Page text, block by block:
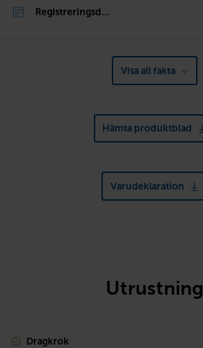
Registreringsd...
Visa all fakta
Hämta produktblad
Varudeklaration
Utrustning
Dragkrok